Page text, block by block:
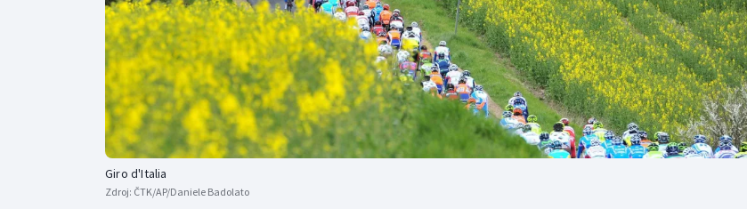
Giro d'Italia
Zdroj: ČTK/AP/Daniele Badolato